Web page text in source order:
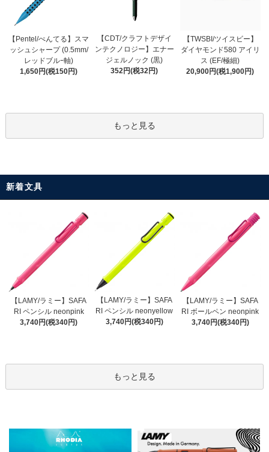
【Pentel/ぺんてる】スマ
ッシュシャープ (0.5mm/
レッドブルｰ軸)
1,650円(税150円)
【CDT/クラフトデザイ
ンテクノロジー】エナー
ジェルノック (黒)
352円(税32円)
【TWSBI/ツイスビー】
ダイヤモンド580 アイリ
ス (EF/極細)
20,900円(税1,900円)
もっと見る
新着文具
【LAMY/ラミー】SAFA
RI ペンシル neonpink
3,740円(税340円)
【LAMY/ラミー】SAFA
RI ペンシル neonyellow
3,740円(税340円)
【LAMY/ラミー】SAFA
RI ボールペン neonpink
3,740円(税340円)
もっと見る